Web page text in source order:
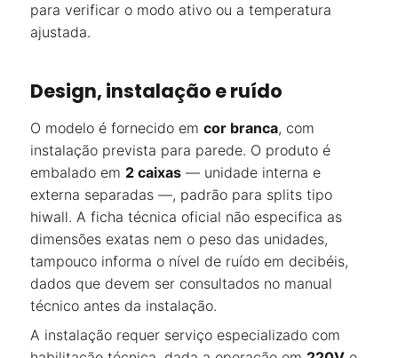
para verificar o modo ativo ou a temperatura
ajustada.
Design, instalação e ruído
O modelo é fornecido em cor branca, com
instalação prevista para parede. O produto é
embalado em 2 caixas — unidade interna e
externa separadas —, padrão para splits tipo
hiwall. A ficha técnica oficial não especifica as
dimensões exatas nem o peso das unidades,
tampouco informa o nível de ruído em decibéis,
dados que devem ser consultados no manual
técnico antes da instalação.
A instalação requer serviço especializado com